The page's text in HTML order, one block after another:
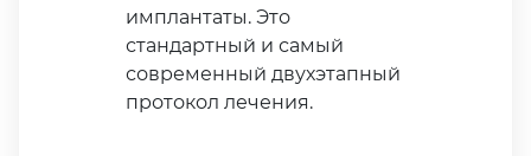
имплантаты. Это
стандартный и самый
современный двухэтапный
протокол лечения.